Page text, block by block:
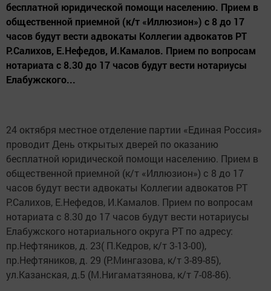
бесплатной юридической помощи населению. Прием в
общественной приемной (к/т «Иллюзион») с 8 до 17
часов будут вести адвокаты Коллегии адвокатов РТ
Р.Салихов, Е.Нефедов, И.Камалов. Прием по вопросам
нотариата с 8.30 до 17 часов будут вести нотариусы
Елабужского...
24 октября местное отделение партии «Единая Россия»
проводит День открытых дверей по оказанию
бесплатной юридической помощи населению. Прием в
общественной приемной (к/т «Иллюзион») с 8 до 17
часов будут вести адвокаты Коллегии адвокатов РТ
Р.Салихов, Е.Нефедов, И.Камалов. Прием по вопросам
нотариата с 8.30 до 17 часов будут вести нотариусы
Елабужского нотариального округа РТ по адресу:
пр.Нефтяников, д. 23( П.Кедров, к/т 3-13-00),
пр.Нефтяников, д. 29 (Р.Мингазова, к/т 3-89-85),
ул.Казанская, д.5 (М.Нигаматзянова, к/т 7-08-86).